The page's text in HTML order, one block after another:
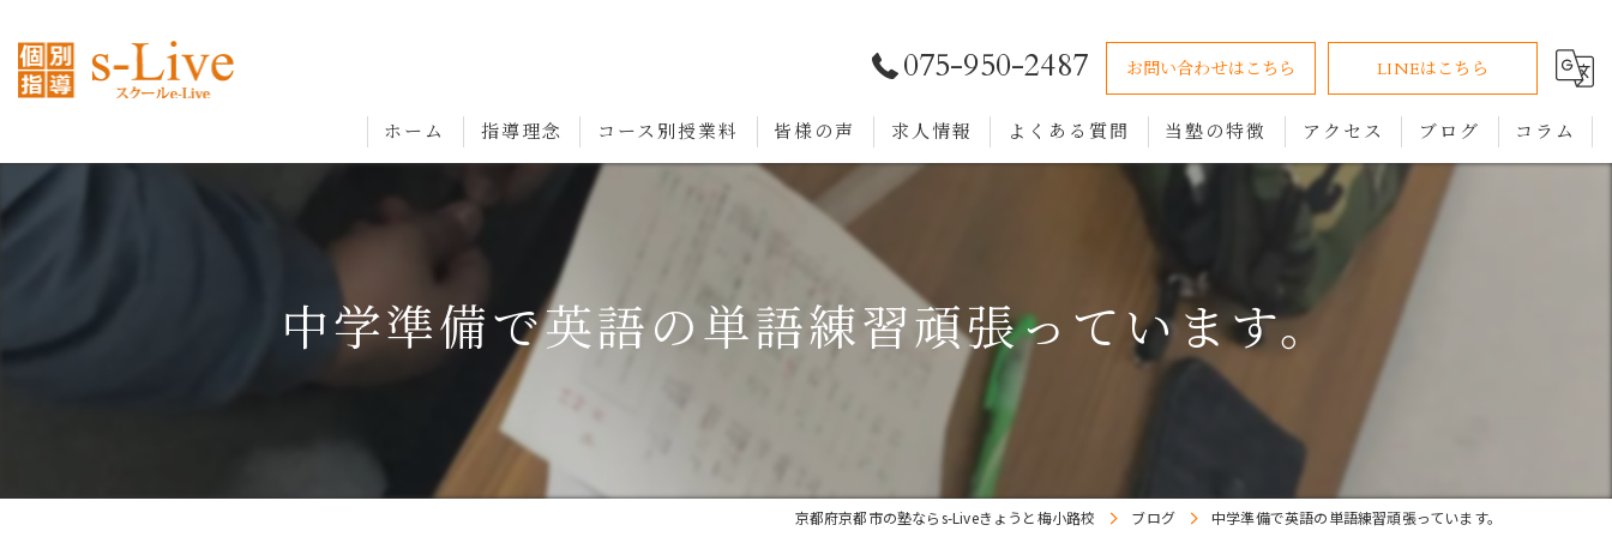
075-950-2487 お問い合わせはこちら LINEはこちら
ホーム 指導理念 コース別授業料 皆様の声 求人情報 よくある質問 当塾の特徴
中学生
高校生
オンライン
アクセス ブログ コラム
中学準備で英語の単語練習頑張っています。
京都府京都市の塾ならs-Liveきょうと梅小路校 ブログ 中学準備で英語の単語練習頑張っています。